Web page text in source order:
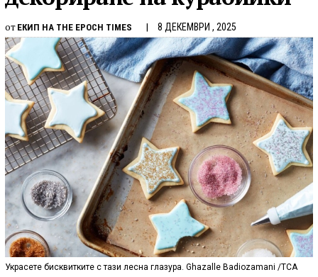
от ЕКИП НА THE EPOCH TIMES 8 ДЕКЕМВРИ , 2025
Украсете бисквитките с тази лесна глазура. Ghazalle Badiozamani /TCA